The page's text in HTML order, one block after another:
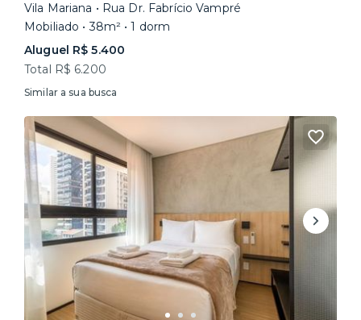
Vila Mariana • Rua Dr. Fabrício Vampré
Mobiliado • 38m² • 1 dorm
Aluguel R$ 5.400
Total R$ 6.200
Similar a sua busca